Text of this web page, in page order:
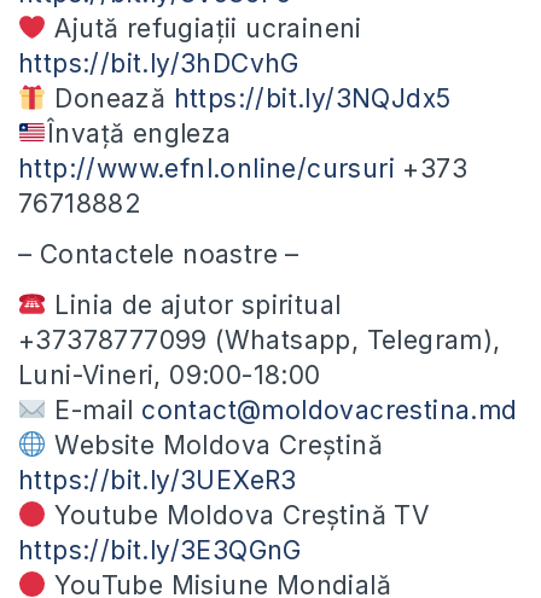
Ajută refugiații ucraineni
https://bit.ly/3hDCvhG
Donează https://bit.ly/3NQJdx5
Învață engleza
http://www.efnl.online/cursuri +373
76718882
– Contactele noastre –
Linia de ajutor spiritual
+37378777099 (Whatsapp, Telegram),
Luni-Vineri, 09:00-18:00
E-mail contact@moldovacrestina.md
Website Moldova Creștină
https://bit.ly/3UEXeR3
Youtube Moldova Creștină TV
https://bit.ly/3E3QGnG
YouTube Misiune Mondială